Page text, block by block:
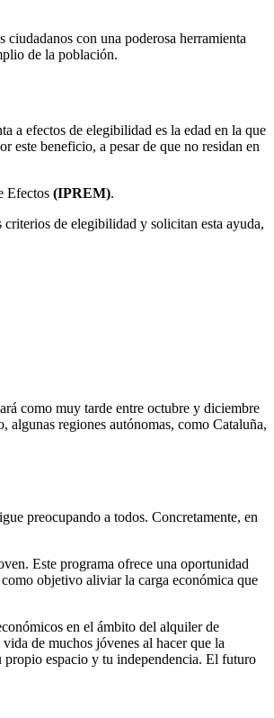
con una poderosa herramienta
de la población.
a efectos de elegibilidad es la edad en la que
este beneficio, a pesar de que no residan en
Efectos (IPREM).
de elegibilidad y solicitan esta ayuda,
como muy tarde entre octubre y diciembre
algunas regiones autónomas, como Cataluña,
preocupando a todos. Concretamente, en
Este programa ofrece una oportunidad
objetivo aliviar la carga económica que
en el ámbito del alquiler de
de muchos jóvenes al hacer que la
propio espacio y tu independencia. El futuro